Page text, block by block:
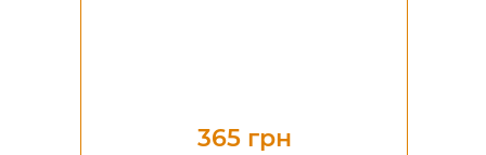
365 грн